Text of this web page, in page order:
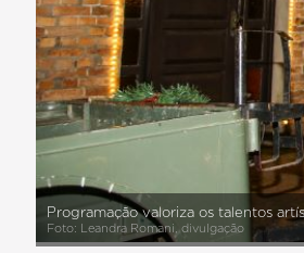
Programação valoriza os talentos
Foto: Leandra Romani, divulgação